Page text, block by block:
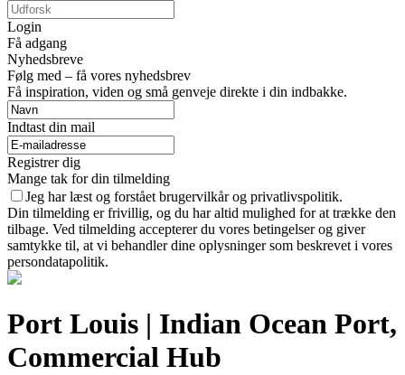
Login
Få adgang
Nyhedsbreve
Følg med – få vores nyhedsbrev
Få inspiration, viden og små genveje direkte i din indbakke.
Indtast din mail
Registrer dig
Mange tak for din tilmelding
Jeg har læst og forstået brugervilkår og privatlivspolitik.
Din tilmelding er frivillig, og du har altid mulighed for at trække den
tilbage. Ved tilmelding accepterer du vores betingelser og giver
samtykke til, at vi behandler dine oplysninger som beskrevet i vores
persondatapolitik.
Port Louis | Indian Ocean Port,
Commercial Hub